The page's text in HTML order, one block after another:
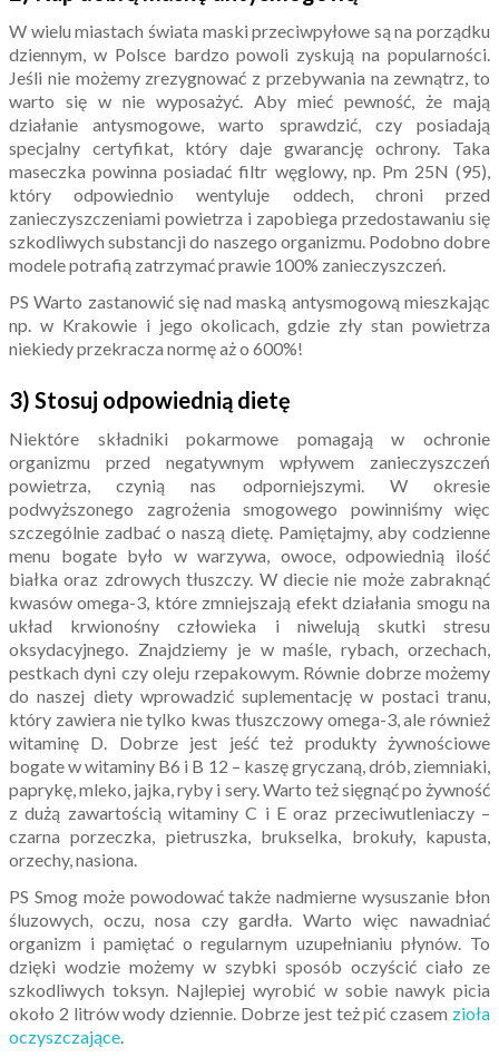
W wielu miastach świata maski przeciwpyłowe są na porządku
dziennym, w Polsce bardzo powoli zyskują na popularności.
Jeśli nie możemy zrezygnować z przebywania na zewnątrz, to
warto się w nie wyposażyć. Aby mieć pewność, że mają
działanie antysmogowe, warto sprawdzić, czy posiadają
specjalny certyfikat, który daje gwarancję ochrony. Taka
maseczka powinna posiadać filtr węglowy, np. Pm 25N (95),
który odpowiednio wentyluje oddech, chroni przed
zanieczyszczeniami powietrza i zapobiega przedostawaniu się
szkodliwych substancji do naszego organizmu. Podobno dobre
modele potrafią zatrzymać prawie 100% zanieczyszczeń.
PS Warto zastanowić się nad maską antysmogową mieszkając
np. w Krakowie i jego okolicach, gdzie zły stan powietrza
niekiedy przekracza normę aż o 600%!
3) Stosuj odpowiednią dietę
Niektóre składniki pokarmowe pomagają w ochronie
organizmu przed negatywnym wpływem zanieczyszczeń
powietrza, czynią nas odporniejszymi. W okresie
podwyższonego zagrożenia smogowego powinniśmy więc
szczególnie zadbać o naszą dietę. Pamiętajmy, aby codzienne
menu bogate było w warzywa, owoce, odpowiednią ilość
białka oraz zdrowych tłuszczy. W diecie nie może zabraknąć
kwasów omega-3, które zmniejszają efekt działania smogu na
układ krwionośny człowieka i niwelują skutki stresu
oksydacyjnego. Znajdziemy je w maśle, rybach, orzechach,
pestkach dyni czy oleju rzepakowym. Równie dobrze możemy
do naszej diety wprowadzić suplementację w postaci tranu,
który zawiera nie tylko kwas tłuszczowy omega-3, ale również
witaminę D. Dobrze jest jeść też produkty żywnościowe
bogate w witaminy B6 i B 12 – kaszę gryczaną, drób, ziemniaki,
paprykę, mleko, jajka, ryby i sery. Warto też sięgnąć po żywność
z dużą zawartością witaminy C i E oraz przeciwutleniaczy –
czarna porzeczka, pietruszka, brukselka, brokuły, kapusta,
orzechy, nasiona.
PS Smog może powodować także nadmierne wysuszanie błon
śluzowych, oczu, nosa czy gardła. Warto więc nawadniać
organizm i pamiętać o regularnym uzupełnianiu płynów. To
dzięki wodzie możemy w szybki sposób oczyścić ciało ze
szkodliwych toksyn. Najlepiej wyrobić w sobie nawyk picia
około 2 litrów wody dziennie. Dobrze jest też pić czasem zioła
oczyszczające.